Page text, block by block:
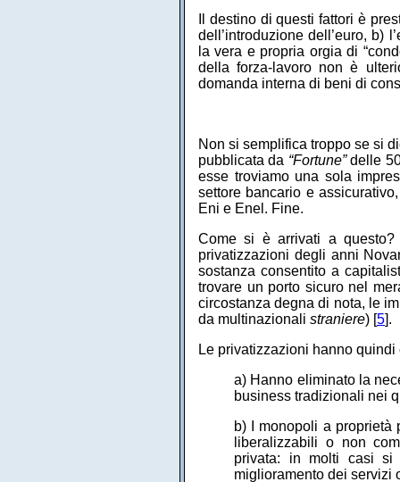
Il destino di questi fattori è
dell’introduzione dell’euro, b)
la vera e propria orgia di
della forza-lavoro non è
domanda interna di beni di
Non si semplifica troppo se si
pubblicata da “Fortune”delle
esse troviamo una sola
settore bancario e
Eni e Enel. Fine.
Come si è arrivati a
privatizzazioni degli anni
sostanza consentito a
trovare un porto sicuro nel
circostanza degna di nota, le
da multinazionali straniere) [5].
Le privatizzazioni hanno
a) Hanno eliminato la
business tradizionali nei
b) I monopoli a
liberalizzabili o non
privata: in molti casi si
miglioramento dei servizi